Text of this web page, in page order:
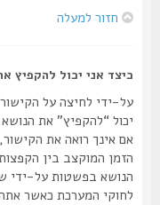
חזור למעלה
כיצד אני יכול להקפיץ את
על-ידי לחיצה על הקישור
יכול “להקפיץ” את הנושא
אם אינך רואה את הקישור,
הזמן המוקצב בין הקפצות
הנושא בפשטות על-ידי
לחוקי המערכת כאשר אתה